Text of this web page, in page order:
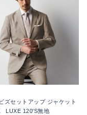
ズセットアップ ジャケット
LUXE 120'S無地